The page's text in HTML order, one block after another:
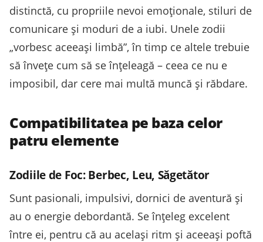
distinctă, cu propriile nevoi emoționale, stiluri de
comunicare și moduri de a iubi. Unele zodii
„vorbesc aceeași limbă”, în timp ce altele trebuie
să învețe cum să se înțeleagă – ceea ce nu e
imposibil, dar cere mai multă muncă și răbdare.
Compatibilitatea pe baza celor
patru elemente
Zodiile de Foc: Berbec, Leu, Săgetător
Sunt pasionali, impulsivi, dornici de aventură și
au o energie debordantă. Se înțeleg excelent
între ei, pentru că au același ritm și aceeași poftă